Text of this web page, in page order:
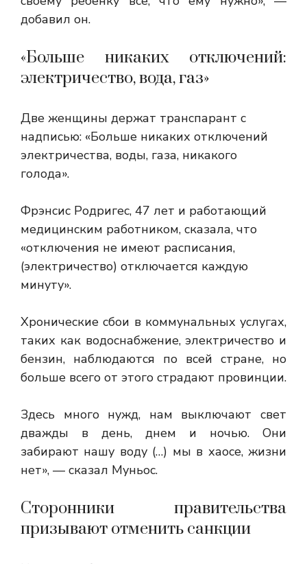
добавил он.
«Больше никаких отключений:
электричество, вода, газ»
Две женщины держат транспарант с
надписью: «Больше никаких отключений
электричества, воды, газа, никакого
голода».
Фрэнсис Родригес, 47 лет и работающий
медицинским работником, сказала, что
«отключения не имеют расписания,
(электричество) отключается каждую
минуту».
Хронические сбои в коммунальных услугах,
таких как водоснабжение, электричество и
бензин, наблюдаются по всей стране, но
больше всего от этого страдают провинции.
Здесь много нужд, нам выключают свет
дважды в день, днем ​​и ночью. Они
забирают нашу воду (…) мы в хаосе, жизни
нет», — сказал Муньос.
Сторонники правительства
призывают отменить санкции